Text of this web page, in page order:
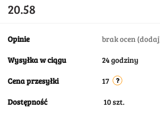
20.58
Opinie brak ocen
Wysyłka w ciągu 24 godziny
Cena przesyłki 17
Dostępność 10szt.